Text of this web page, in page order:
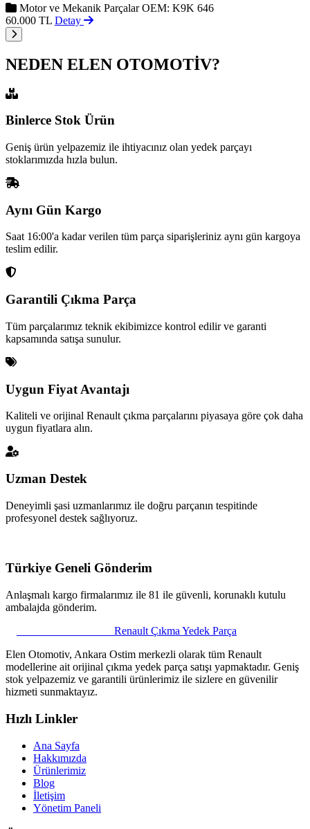
Motor ve Mekanik Parçalar OEM: K9K 646
60.000 TL Detay
NEDEN ELEN OTOMOTİV?
Binlerce Stok Ürün
Geniş ürün yelpazemiz ile ihtiyacınız olan yedek parçayı
stoklarımızda hızla bulun.
Aynı Gün Kargo
Saat 16:00'a kadar verilen tüm parça siparişleriniz aynı gün kargoya
teslim edilir.
Garantili Çıkma Parça
Tüm parçalarımız teknik ekibimizce kontrol edilir ve garanti
kapsamında satışa sunulur.
Uygun Fiyat Avantajı
Kaliteli ve orijinal Renault çıkma parçalarını piyasaya göre çok daha
uygun fiyatlara alın.
Uzman Destek
Deneyimli şasi uzmanlarımız ile doğru parçanın tespitinde
profesyonel destek sağlıyoruz.
Türkiye Geneli Gönderim
Anlaşmalı kargo firmalarımız ile 81 ile güvenli, korunaklı kutulu
ambalajda gönderim.
Renault Çıkma Yedek Parça
Elen Otomotiv, Ankara Ostim merkezli olarak tüm Renault
modellerine ait orijinal çıkma yedek parça satışı yapmaktadır. Geniş
stok yelpazemiz ve garantili ürünlerimiz ile sizlere en güvenilir
hizmeti sunmaktayız.
Hızlı Linkler
Ana Sayfa
Hakkımızda
Ürünlerimiz
Blog
İletişim
Yönetim Paneli